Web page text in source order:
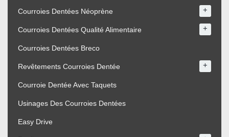
Courroies Dentées Néoprène +
Courroies Dentées Qualité Alimentaire +
Courroies Dentées Breco
Revêtements Courroies Dentée +
Courroie Dentée Avec Taquets
Usinages Des Courroies Dentées
Easy Drive